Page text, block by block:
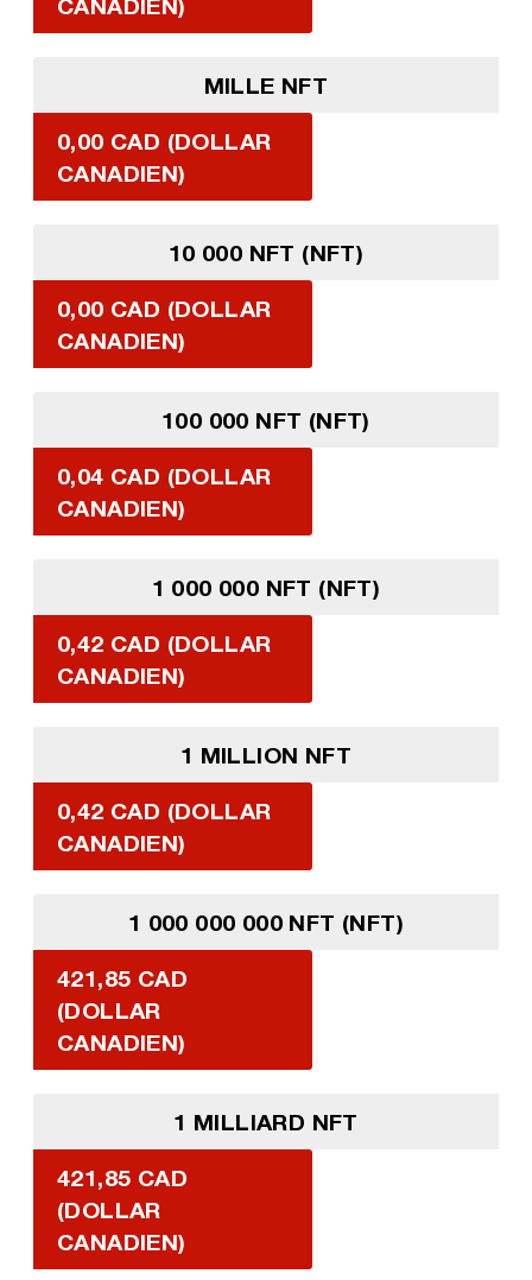
MILLE NFT
0,00 CAD (DOLLAR
CANADIEN)
10 000 NFT (NFT)
0,00 CAD (DOLLAR
CANADIEN)
100 000 NFT (NFT)
0,04 CAD (DOLLAR
CANADIEN)
1 000 000 NFT (NFT)
0,42 CAD (DOLLAR
CANADIEN)
1 MILLION NFT
0,42 CAD (DOLLAR
CANADIEN)
1 000 000 000 NFT (NFT)
421,85 CAD
(DOLLAR
CANADIEN)
1 MILLIARD NFT
421,85 CAD
(DOLLAR
CANADIEN)